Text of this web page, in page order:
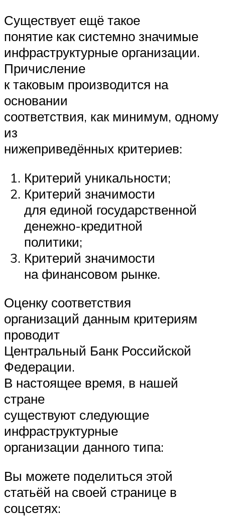
Существует ещё такое
понятие как системно значимые
инфраструктурные организации.
Причисление
к таковым производится на
основании
соответствия, как минимум, одному
из
нижеприведённых критериев:
Критерий уникальности;
Критерий значимости
для единой государственной
денежно-кредитной
политики;
Критерий значимости
на финансовом рынке.
Оценку соответствия
организаций данным критериям
проводит
Центральный Банк Российской
Федерации.
В настоящее время, в нашей
стране
существуют следующие
инфраструктурные
организации данного типа:
Вы можете поделиться этой
статьёй на своей странице в
соцсетях: